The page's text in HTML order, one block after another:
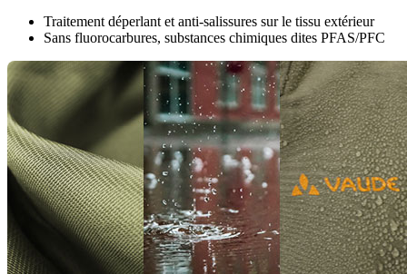
Traitement déperlant et anti-salissures sur le tissu extérieur
Sans fluorocarbures, substances chimiques dites PFAS/PFC